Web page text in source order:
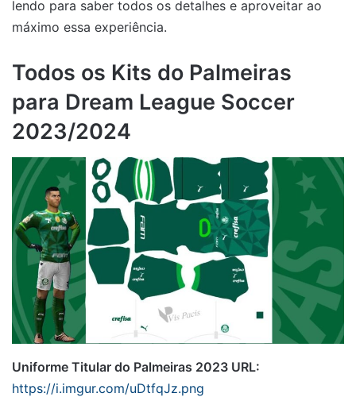
lendo para saber todos os detalhes e aproveitar ao
máximo essa experiência.
Todos os Kits do Palmeiras
para Dream League Soccer
2023/2024
Uniforme Titular do Palmeiras 2023 URL:
https://i.imgur.com/uDtfqJz.png